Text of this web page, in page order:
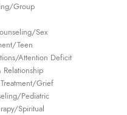
Group
Sex
Teen
Attention Deficit
Grief
Pediatric
Spiritual